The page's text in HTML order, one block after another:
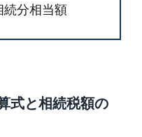
続分相当額
式と相続税額の